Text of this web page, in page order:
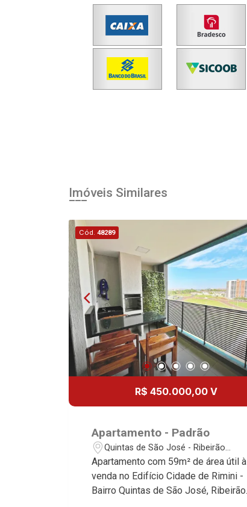
Imóveis Similares
Cód. 48289
R$ 450.000,00 V
Apartamento - Padrão
Quintas de São José - Ribeirão
Preto/SP
Apartamento com 59m² de área útil à
venda no Edifício Cidade de Rimini -
Bairro Quintas de São José, Ribeirão